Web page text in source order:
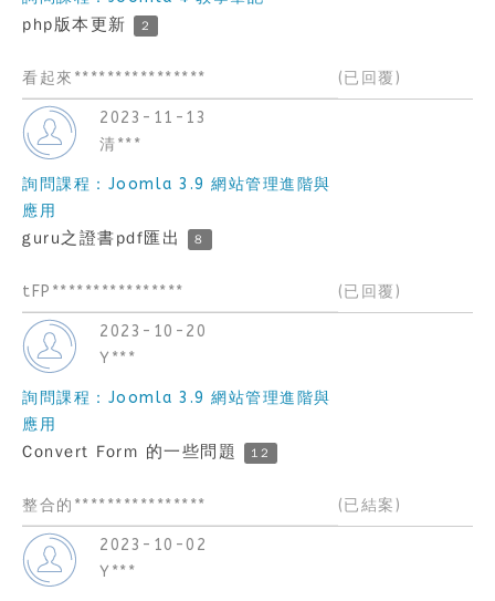
php版本更新 2
看起來**************** (已回覆)
2023-11-13
清***
詢問課程：Joomla 3.9 網站管理進階與
應用
guru之證書pdf匯出 8
tFP**************** (已回覆)
2023-10-20
Y***
詢問課程：Joomla 3.9 網站管理進階與
應用
Convert Form 的一些問題 12
整合的**************** (已結案)
2023-10-02
Y***